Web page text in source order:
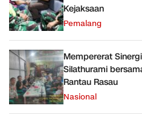
Kejaksaan
Pemalang
Mempererat
Silathurami
Rantau Rasau
Nasional